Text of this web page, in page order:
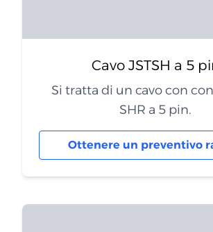
Cavo JSTSH a 5
Si tratta di un cavo con
SHR a 5 pin.
Ottenere un preventivo